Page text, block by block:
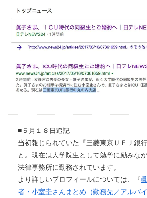
■５月１８日追記
当初報じられていた『三菱東京ＵＦＪ銀
と。現在は大学院生として勉学に励みな
法律事務所に勤務されています。
より詳しいプロフィールについては、『
者・小室圭さんまとめ（勤務先／アルバ